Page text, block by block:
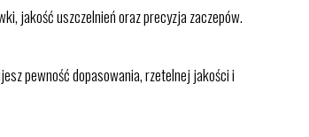
jakość uszczelnień oraz precyzja zaczepów.
pewność dopasowania, rzetelnej jakości i